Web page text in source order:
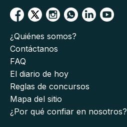
¿Quiénes somos?
Contáctanos
FAQ
El diario de hoy
Reglas de concursos
Mapa del sitio
¿Por qué confiar en nosotros?